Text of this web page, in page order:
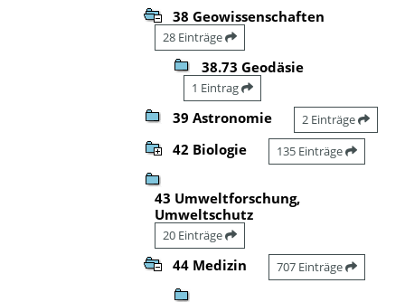
38 Geowissenschaften
28 Einträge
38.73 Geodäsie
1 Eintrag
39 Astronomie 2 Einträge
42 Biologie 135 Einträge
43 Umweltforschung,
Umweltschutz
20 Einträge
44 Medizin 707 Einträge